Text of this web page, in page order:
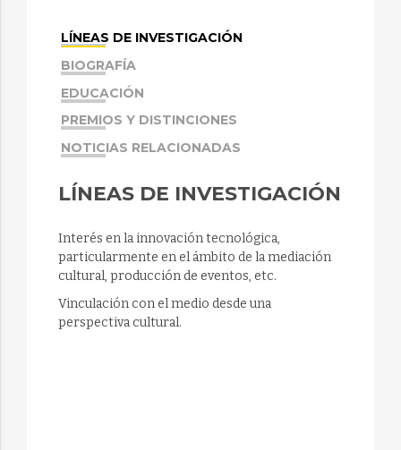
LÍNEAS DE INVESTIGACIÓN
BIOGRAFÍA
EDUCACIÓN
PREMIOS Y DISTINCIONES
NOTICIAS RELACIONADAS
LÍNEAS DE INVESTIGACIÓN
Interés en la innovación tecnológica,
particularmente en el ámbito de la mediación
cultural, producción de eventos, etc.
Vinculación con el medio desde una
perspectiva cultural.